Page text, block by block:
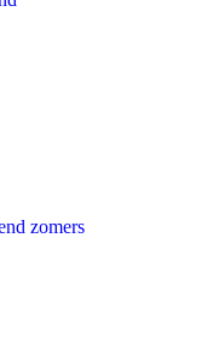
zomers